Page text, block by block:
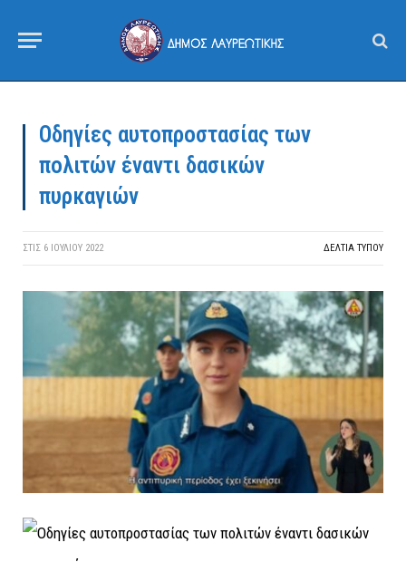
Οδηγίες αυτοπροστασίας των
πολιτών έναντι δασικών
πυρκαγιών
ΣΤΙΣ 6 ΙΟΥΛΊΟΥ 2022 ΔΕΛΤΙΑ ΤΥΠΟΥ